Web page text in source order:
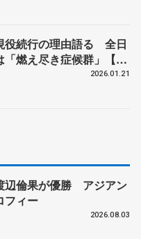
役続行の理由語る 全日
「燃え尽き症候群」【四
練習】
2026.01.21
辺倫果が優勝 アジアン
フィー
2026.08.03